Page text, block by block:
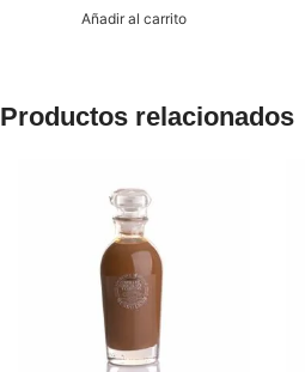
Añadir al carrito
Productos relacionados